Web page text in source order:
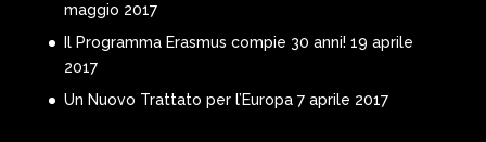
maggio 2017
Il Programma Erasmus compie 30 anni! 19 aprile
2017
Un Nuovo Trattato per l’Europa 7 aprile 2017